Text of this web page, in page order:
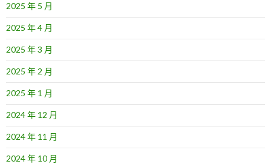
2025 年 5 月
2025 年 4 月
2025 年 3 月
2025 年 2 月
2025 年 1 月
2024 年 12 月
2024 年 11 月
2024 年 10 月